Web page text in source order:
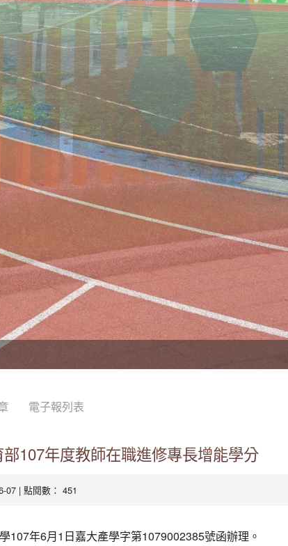
電子報列表
107年度教師在職進修專長增能學分
07 | 點閱數： 451
107年6月1日嘉大產學字第1079002385號函辦理。